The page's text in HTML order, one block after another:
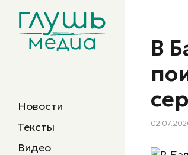
Новости
Тексты
Видео
В